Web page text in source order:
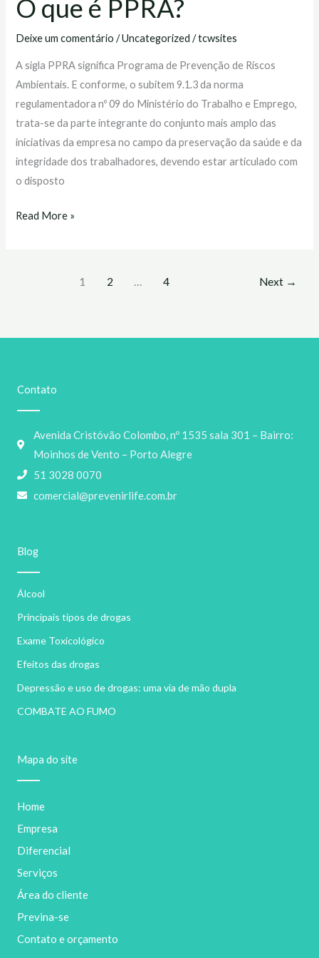
O que é PPRA?
Deixe um comentário /Uncategorized /tcwsites
A sigla PPRA significa Programa de Prevenção de Riscos
Ambientais. E conforme, o subitem 9.1.3 da norma
regulamentadora nº 09 do Ministério do Trabalho e Emprego,
trata-se da parte integrante do conjunto mais amplo das
iniciativas da empresa no campo da preservação da saúde e da
integridade dos trabalhadores, devendo estar articulado com
o disposto
Read More »
1 2 … 4 Next →
Mapa do site
Home
Empresa
Diferencial
Serviços
Área do cliente
Previna-se
Contato e orçamento
Blog
Álcool
Principais tipos de drogas
Exame Toxicológico
Efeitos das drogas
Depressão e uso de drogas: uma via de mão dupla
COMBATE AO FUMO
Contato
Avenida Cristóvão Colombo, nº 1535 sala 301 – Bairro:
Moinhos de Vento – Porto Alegre
51 3028 0070
comercial@prevenirlife.com.br